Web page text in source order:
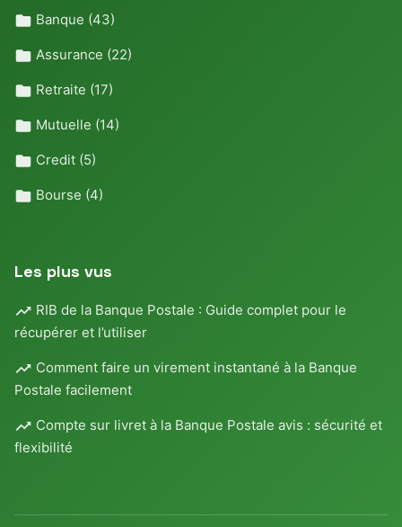
Banque (43)
Assurance (22)
Retraite (17)
Mutuelle (14)
Credit (5)
Bourse (4)
Les plus vus
RIB de la Banque Postale : Guide complet pour le
récupérer et l’utiliser
Comment faire un virement instantané à la Banque
Postale facilement
Compte sur livret à la Banque Postale avis : sécurité et
flexibilité